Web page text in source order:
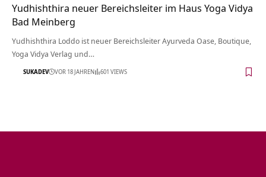
Yudhishthira neuer Bereichsleiter im Haus Yoga Vidya
Bad Meinberg
Yudhishthira Loddo ist neuer Bereichsleiter Ayurveda Oase, Boutique,
Yoga Vidya Verlag und…
SUKADEV VOR 18 JAHREN 601 VIEWS